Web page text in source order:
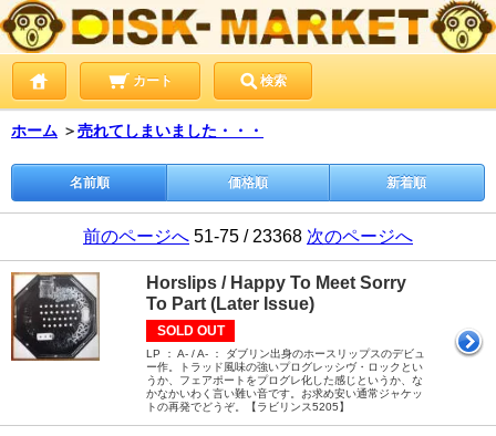
カート 検索
ホーム ＞売れてしまいました・・・
名前順 価格順 新着順
前のページへ 51-75 / 23368 次のページへ
Horslips / Happy To Meet Sorry
To Part (Later Issue)
SOLD OUT
LP ： A- / A- ： ダブリン出身のホースリップスのデビュ
ー作。トラッド風味の強いプログレッシヴ・ロックとい
うか、フェアポートをプログレ化した感じというか、な
かなかいわく言い難い音です。お求め安い通常ジャケッ
トの再発でどうぞ。【ラビリンス5205】